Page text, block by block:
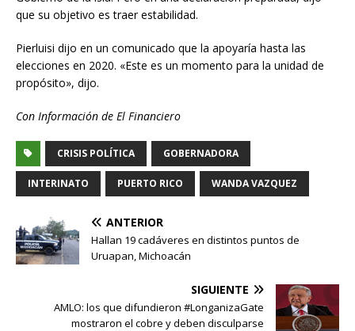
que su objetivo es traer estabilidad.
Pierluisi dijo en un comunicado que la apoyaría hasta las
elecciones en 2020. «Este es un momento para la unidad de
propósito», dijo.
Con Información de El Financiero
CRISIS POLÍTICA GOBERNADORA
INTERINATO PUERTO RICO WANDA VAZQUEZ
ANTERIOR
Hallan 19 cadáveres en distintos puntos de
Uruapan, Michoacán
SIGUIENTE
AMLO: los que difundieron #LonganizaGate
mostraron el cobre y deben disculparse